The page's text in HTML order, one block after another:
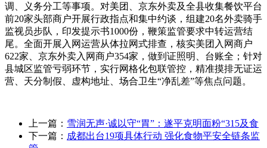
调、义务分工等事项。对美团、京东外卖及全县收集餐饮平台
前20家头部商户开展行政指点和集中约谈，组建20名外卖骑手
监视员步队，印发提示书1000份，鞭策监管要求中转运营结
尾。全面开展入网运营从体拉网式排查，核实美团入网商户
622家、京东外卖入网商户354家，做到证照明、台账全；针对
县城区监管亏弱环节，实行网格化包联管控，精准摸排无证运
营、天分制假、虚构地址、场合卫生“净乱差”等焦点问题。
上一篇： 雪润无声·诚以守“胃”：遂平克明面粉“315及食
下一篇： 成都出台19项具体行动 强化食物平安全链条监